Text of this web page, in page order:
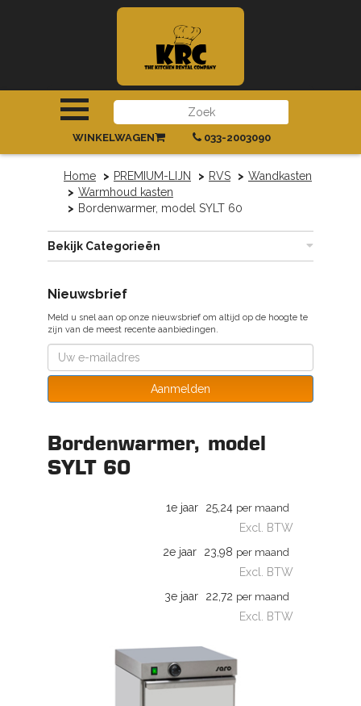
INLOGGEN|REGISTREREN
033-2003090
WINKELWAGEN
Home PREMIUM-LIJN RVS
Wandkasten
Warmhoud kasten
Bordenwarmer, model SYLT 60
Bekijk Categorieën
Nieuwsbrief
Meld u snel aan op onze nieuwsbrief om altijd op de hoogte te
zijn van de meest recente aanbiedingen.
Aanmelden
Bordenwarmer, model
SYLT 60
1e jaar 25,24 per maand
Excl. BTW
2e jaar
23,98 per maand
Excl. BTW
3e jaar
22,72 per maand
Excl. BTW